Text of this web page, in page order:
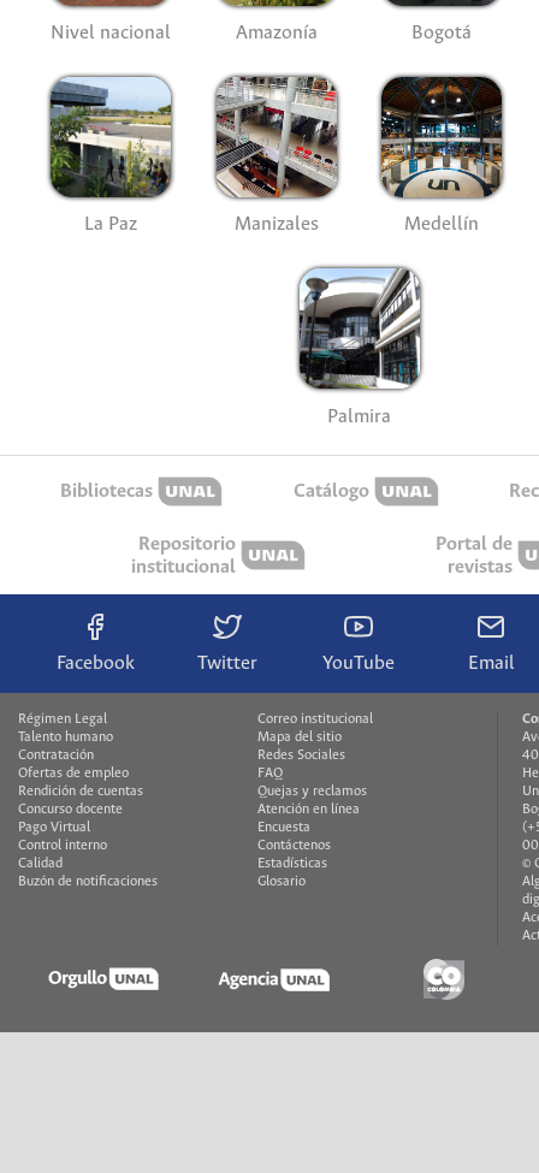
Nivel nacional Amazonía Bogotá
La Paz Manizales Medellín
Palmira
Bibliotecas Catálogo
Repositorio
institucional
Portal de
revistas
Facebook Twitter YouTube Email
Régimen Legal
Talento humano
Contratación
Ofertas de empleo
Rendición de cuentas
Concurso docente
Pago Virtual
Control interno
Calidad
Buzón de notificaciones
Correo institucional
Mapa del sitio
Redes Sociales
FAQ
Quejas y reclamos
Atención en línea
Encuesta
Contáctenos
Estadísticas
Glosario
©